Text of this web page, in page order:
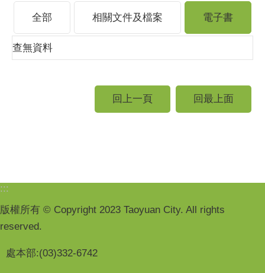
全部 相關文件及檔案 電子書
查無資料
回上一頁 回最上面
:::
版權所有 © Copyright 2023 Taoyuan City. All rights
reserved.
處本部:(03)332-6742